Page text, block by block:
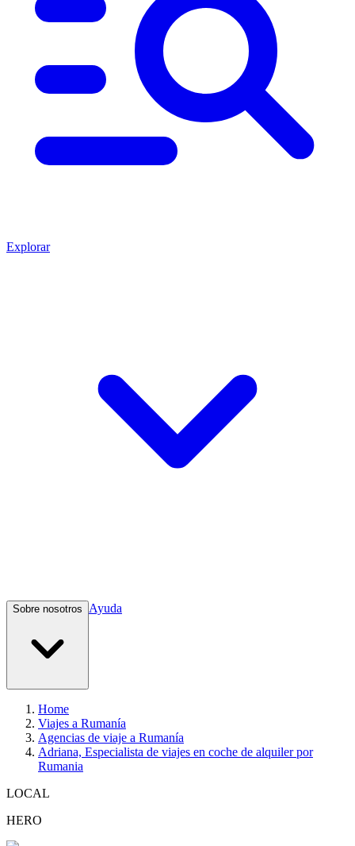
Explorar
Sobre nosotros Ayuda
Home
Viajes a Rumanía
Agencias de viaje a Rumanía
Adriana, Especialista de viajes en coche de alquiler por
Rumania
LOCAL
HERO